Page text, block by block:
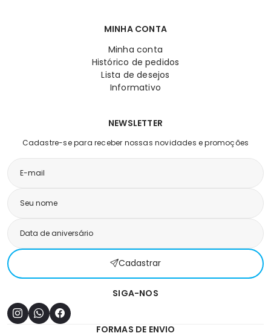
MINHA CONTA
Minha conta
Histórico de pedidos
Lista de desejos
Informativo
NEWSLETTER
Cadastre-se para receber nossas novidades e promoções
Cadastrar
SIGA-NOS
FORMAS DE ENVIO